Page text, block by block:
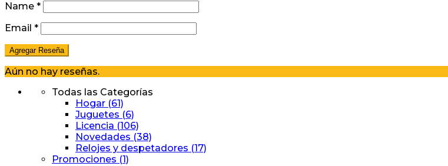
Name *
Email *
Aún no hay reseñas.
Todas las Categorías
Hogar (61)
Juguetes (6)
Licencia (106)
Novedades (38)
Relojes y despetadores (17)
Promociones (1)